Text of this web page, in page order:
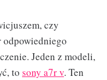
czy
Jeden z modeli,
to sony a7r v. Ten